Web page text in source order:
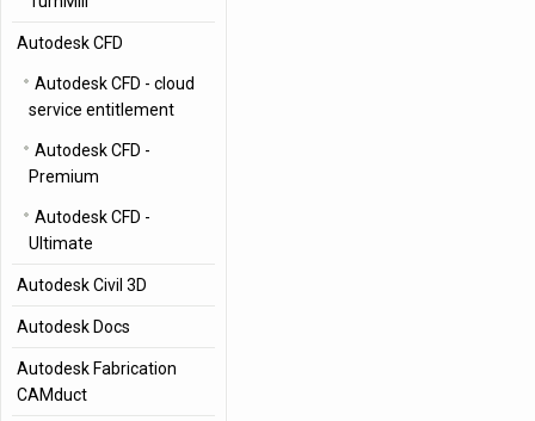
Autodesk CFD
Autodesk CFD - cloud
service entitlement
Autodesk CFD -
Premium
Autodesk CFD -
Ultimate
Autodesk Civil 3D
Autodesk Docs
Autodesk Fabrication
CAMduct